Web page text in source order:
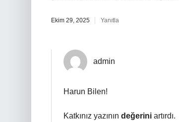
Ekim 29, 2025 Yanıtla
admin
Harun Bilen!
Katkınız yazının değerini artırdı.